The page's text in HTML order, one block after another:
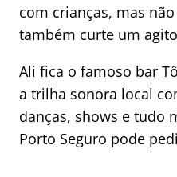
com crianças, mas
também curte um
Ali fica o famoso bar
a trilha sonora local
danças, shows e tudo
Porto Seguro pode